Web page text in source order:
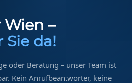
–
Sie da!
oder Beratung – unser Team ist
Kein Anrufbeantworter, keine